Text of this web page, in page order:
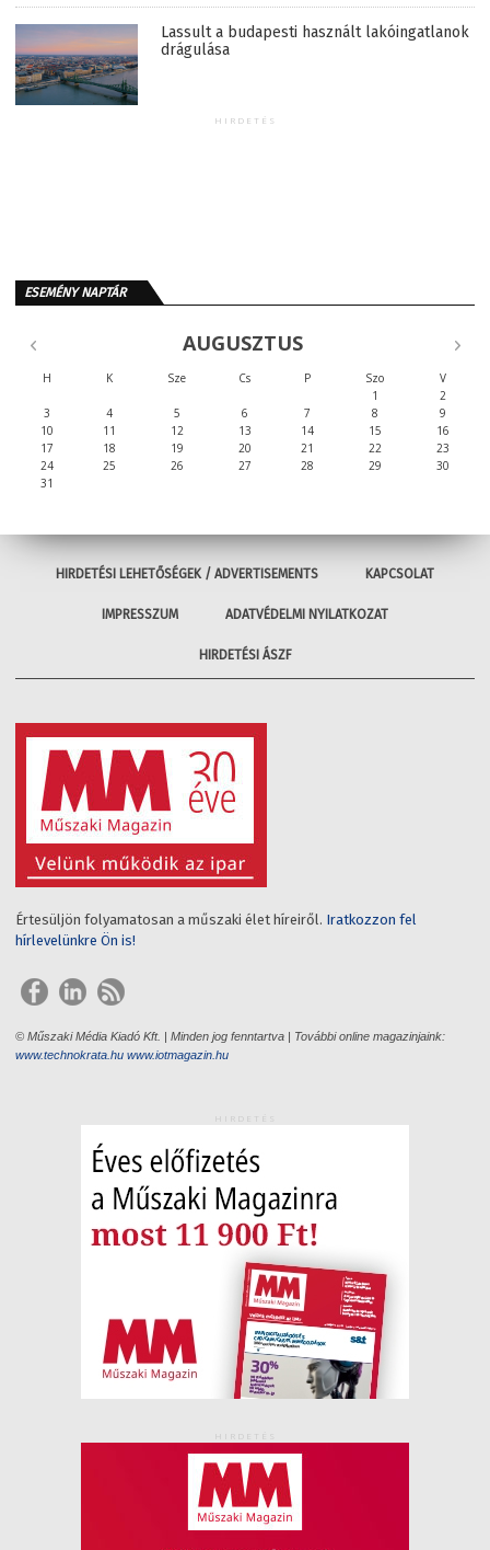
Lassult a budapesti használt lakóingatlanok
drágulása
HIRDETÉS
ESEMÉNY NAPTÁR
AUGUSZTUS
H K Sze Cs P Szo
V
1
2
3
4 5 6 7 8
9
10
11 12 13 14 15
16
17
18 19 20 21 22
23
24
25 26 27 28 29
30
31
HIRDETÉSI LEHETŐSÉGEK / ADVERTISEMENTS KAPCSOLAT
IMPRESSZUM ADATVÉDELMI NYILATKOZAT
HIRDETÉSI ÁSZF
Értesüljön folyamatosan a műszaki élet híreiről. Iratkozzon fel
hírlevelünkre Ön is!
© Műszaki Média Kiadó Kft. | Minden jog fenntartva | További online magazinjaink:
www.technokrata.hu www.iotmagazin.hu
HIRDETÉS
HIRDETÉS